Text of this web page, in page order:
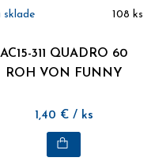
sklade 108 ks
AC15-311 QUADRO 60
ROH VON FUNNY
1,40 € / ks